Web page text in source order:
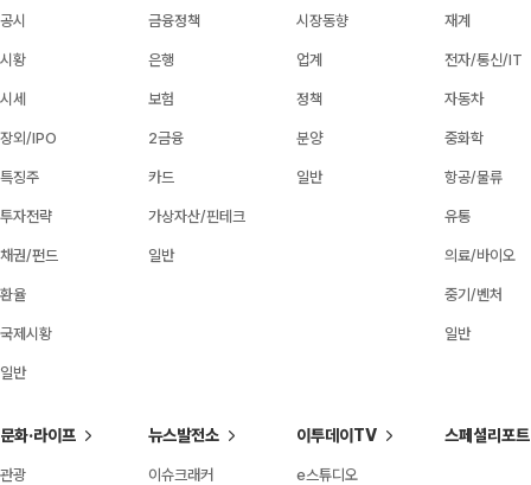
공시
시황
시세
장외/IPO
특징주
투자전략
채권/펀드
환율
국제시황
일반
금융정책
은행
보험
2금융
카드
가상자산/핀테크
일반
시장동향
업계
정책
분양
일반
재계
전자/통신/IT
자동차
중화학
항공/물류
유통
의료/바이오
중기/벤처
일반
문화·라이프
관광
뉴스발전소
이슈크래커
이투데이TV
e스튜디오
스페셜리포트